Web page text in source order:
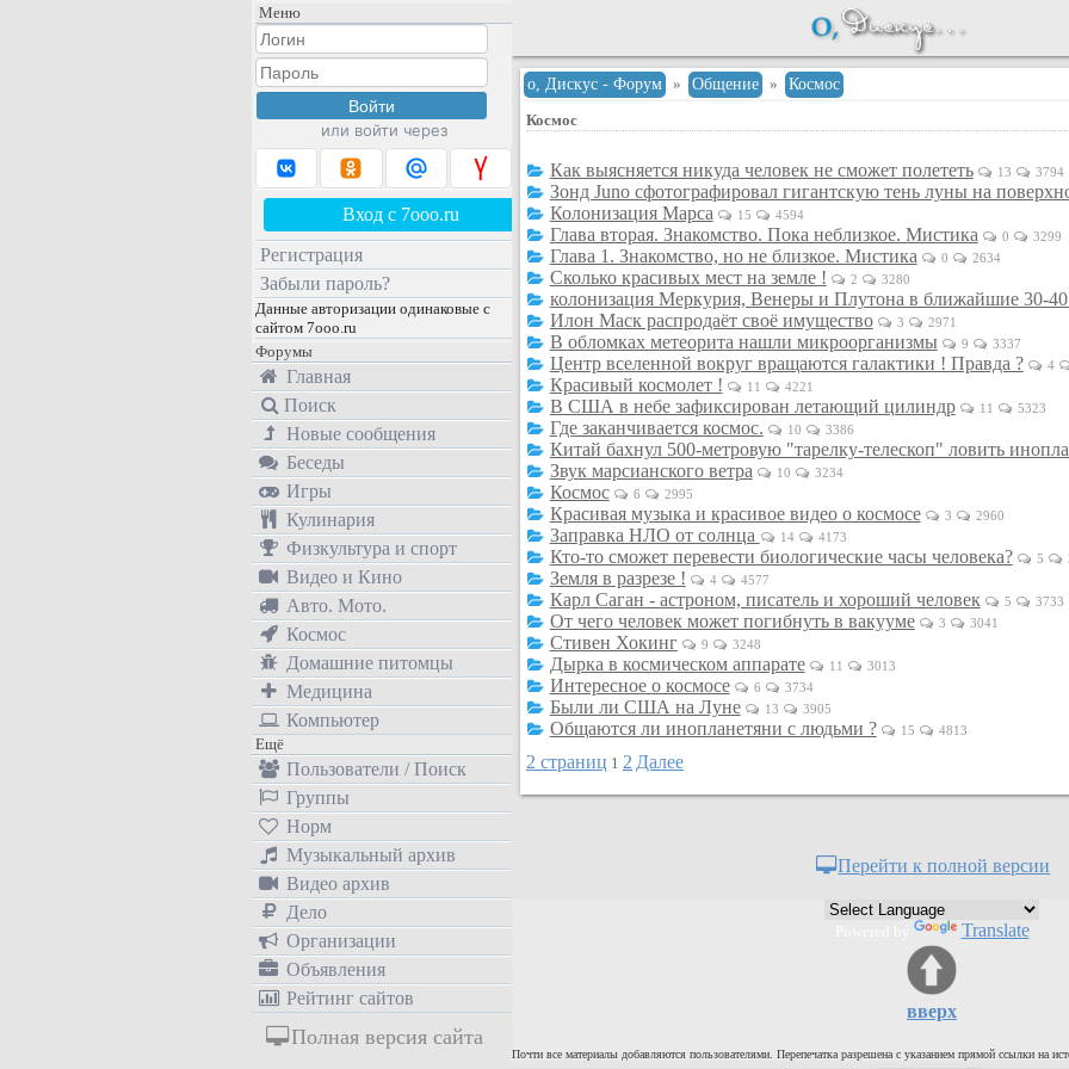
Меню
или войти через
Вход с 7ooo.ru
Регистрация
Забыли пароль?
Данные авторизации одинаковые с
сайтом 7ooo.ru
Форумы
Главная
Поиск
Новые сообщения
Беседы
Игры
Кулинария
Физкультура и спорт
Видео и Кино
Авто. Мото.
Космос
Домашние питомцы
Медицина
Компьютер
Ещё
Пользователи / Поиск
Группы
Норм
Музыкальный архив
Видео архив
Дело
Организации
Объявления
Рейтинг сайтов
Полная версия сайта
о, Дискус - Форум » Общение »
Космос
Космос
Как выясняется никуда человек не сможет полететь 13 3794
Зонд Juno сфотографировал гигантскую тень луны на
Колонизация Марса 15 4594
Глава вторая. Знакомство. Пока неблизкое. Мистика 0 3299
Глава 1. Знакомство, но не близкое. Мистика 0 2634
Сколько красивых мест на земле ! 2 3280
колонизация Меркурия, Венеры и Плутона в ближайшие 30-40
Илон Маск распродаёт своё имущество 3 2971
В обломках метеорита нашли микроорганизмы 9 3337
Центр вселенной вокруг вращаются галактики ! Правда ? 4
Красивый космолет ! 11 4221
В США в небе зафиксирован летающий цилиндр 11 5323
Где заканчивается космос. 10 3386
Китай бахнул 500-метровую "тарелку-телескоп" ловить
Звук марсианского ветра 10 3234
Космос 6 2995
Красивая музыка и красивое видео о космосе 3 2960
Заправка НЛО от солнца 14 4173
Кто-то сможет перевести биологические часы человека? 5
Земля в разрезе ! 4 4577
Карл Саган - астроном, писатель и хороший человек 5 3733
От чего человек может погибнуть в вакууме 3 3041
Стивен Хокинг 9 3248
Дырка в космическом аппарате 11 3013
Интересное о космосе 6 3734
Были ли США на Луне 13 3905
Общаются ли инопланетяни с людьми ? 15 4813
2 страниц 1 2 Далее
Перейти к полной версии
Translate
вверх
Почти все материалы добавляются пользователями. Перепечатка разрешена с указанием прямой ссылки на